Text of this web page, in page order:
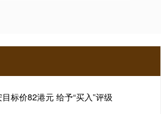
标价82港元 给予“买入”评级